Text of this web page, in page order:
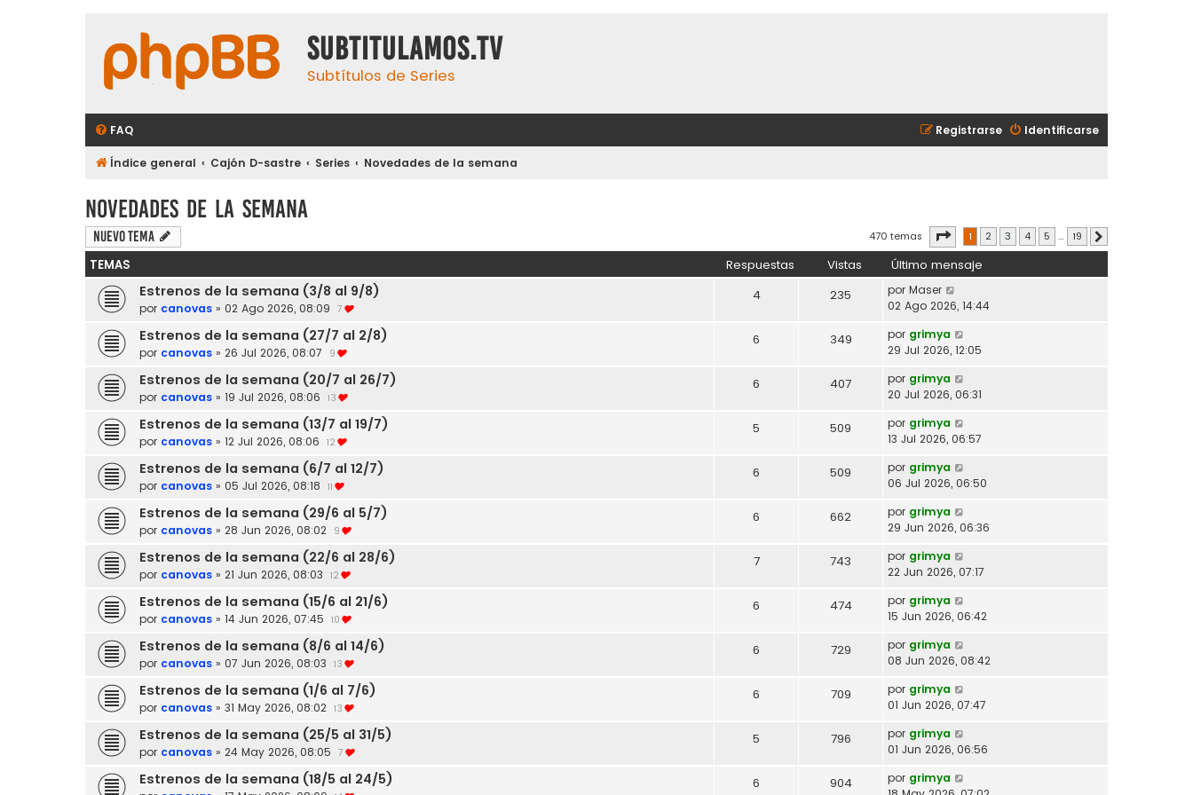
subtitulamos.tv
Subtítulos de Series
FAQ Identificarse
Registrarse
Índice general Cajón D-sastre Series Novedades de la semana
Novedades de la semana
Nuevo Tema 470 temas Página1 de
1 2 3 4 5 … 19
TEMAS Respuestas Vistas Último mensaje
Estrenos de la semana (3/8 al 9/8)
por canovas » 02 Ago 2026, 08:09 7
4 235 por Maser
02 Ago 2026, 14:44
Estrenos de la semana (27/7 al 2/8)
por canovas » 26 Jul 2026, 08:07 9
6 349 por grimya
29 Jul 2026, 12:05
Estrenos de la semana (20/7 al 26/7)
por canovas » 19 Jul 2026, 08:06 13
6 407 por grimya
20 Jul 2026, 06:31
Estrenos de la semana (13/7 al 19/7)
por canovas » 12 Jul 2026, 08:06 12
5 509 por grimya
13 Jul 2026, 06:57
Estrenos de la semana (6/7 al 12/7)
por canovas » 05 Jul 2026, 08:18 11
6 509 por grimya
06 Jul 2026, 06:50
Estrenos de la semana (29/6 al 5/7)
por canovas » 28 Jun 2026, 08:02 9
6 662 por grimya
29 Jun 2026, 06:36
Estrenos de la semana (22/6 al 28/6)
por canovas » 21 Jun 2026, 08:03 12
7 743 por grimya
22 Jun 2026, 07:17
Estrenos de la semana (15/6 al 21/6)
por canovas » 14 Jun 2026, 07:45 10
6 474 por grimya
15 Jun 2026, 06:42
Estrenos de la semana (8/6 al 14/6)
por canovas » 07 Jun 2026, 08:03 13
6 729 por grimya
08 Jun 2026, 08:42
Estrenos de la semana (1/6 al 7/6)
por canovas » 31 May 2026, 08:02 13
6 709 por grimya
01 Jun 2026, 07:47
Estrenos de la semana (25/5 al 31/5)
por canovas » 24 May 2026, 08:05 7
5 796 por grimya
01 Jun 2026, 06:56
Estrenos de la semana (18/5 al 24/5) 6 904 por grimya